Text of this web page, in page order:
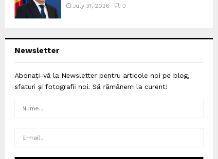
July 31, 2026 0
Newsletter
Abonați-vă la Newsletter pentru articole noi pe blog,
sfaturi și fotografii noi. Să rămânem la curent!